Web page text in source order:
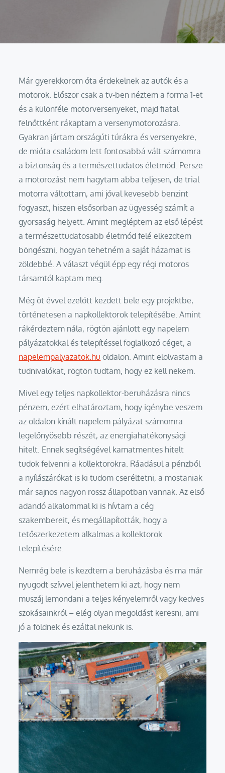
Már gyerekkorom óta érdekelnek az autók és a
motorok. Először csak a tv-ben néztem a forma 1-et
és a különféle motorversenyeket, majd fiatal
felnőttként rákaptam a versenymotorozásra.
Gyakran jártam országúti túrákra és versenyekre,
de mióta családom lett fontosabbá vált számomra
a biztonság és a természettudatos életmód. Persze
a motorozást nem hagytam abba teljesen, de trial
motorra váltottam, ami jóval kevesebb benzint
fogyaszt, hiszen elsősorban az ügyesség számít a
gyorsaság helyett. Amint megléptem az első lépést
a természettudatosabb életmód felé elkezdtem
böngészni, hogyan tehetném a saját házamat is
zöldebbé. A választ végül épp egy régi motoros
társamtól kaptam meg.
Még öt évvel ezelőtt kezdett bele egy projektbe,
történetesen a napkollektorok telepítésébe. Amint
rákérdeztem nála, rögtön ajánlott egy napelem
pályázatokkal és telepítéssel foglalkozó céget, a
napelempalyazatok.hu oldalon. Amint elolvastam a
tudnivalókat, rögtön tudtam, hogy ez kell nekem.
Mivel egy teljes napkollektor-beruházásra nincs
pénzem, ezért elhatároztam, hogy igénybe veszem
az oldalon kínált napelem pályázat számomra
legelőnyösebb részét, az energiahatékonysági
hitelt. Ennek segítségével kamatmentes hitelt
tudok felvenni a kollektorokra. Ráadásul a pénzből
a nyílászárókat is ki tudom cseréltetni, a mostaniak
már sajnos nagyon rossz állapotban vannak. Az első
adandó alkalommal ki is hívtam a cég
szakembereit, és megállapították, hogy a
tetőszerkezetem alkalmas a kollektorok
telepítésére.
Nemrég bele is kezdtem a beruházásba és ma már
nyugodt szívvel jelenthetem ki azt, hogy nem
muszáj lemondani a teljes kényelemről vagy kedves
szokásainkról – elég olyan megoldást keresni, ami
jó a földnek és ezáltal nekünk is.